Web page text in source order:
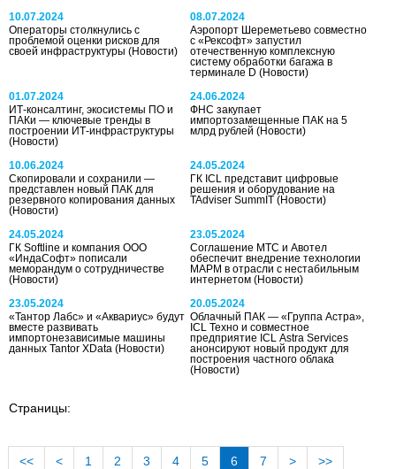
10.07.2024
Операторы столкнулись с
проблемой оценки рисков для
своей инфраструктуры (Новости)
08.07.2024
Аэропорт Шереметьево совместно
с «Рексофт» запустил
отечественную комплексную
систему обработки багажа в
терминале D(Новости)
01.07.2024
ИТ-консалтинг, экосистемы ПО и
ПАКи — ключевые тренды в
построении ИТ-инфраструктуры
(Новости)
24.06.2024
ФНС закупает
импортозамещенные ПАК на 5
млрд рублей(Новости)
10.06.2024
Скопировали и сохранили —
представлен новый ПАК для
резервного копирования данных
(Новости)
24.05.2024
ГК ICL представит цифровые
решения и оборудование на
TAdviser SummIT(Новости)
24.05.2024
ГК Softline и компания ООО
«ИндаСофт» пописали
меморандум о сотрудничестве
(Новости)
23.05.2024
Соглашение МТС и Авотел
обеспечит внедрение технологии
МАРМ в отрасли с нестабильным
интернетом(Новости)
23.05.2024
«Тантор Лабс» и «Аквариус» будут
вместе развивать
импортонезависимые машины
данных Tantor XData (Новости)
20.05.2024
Облачный ПАК — «Группа Астра»,
ICL Техно и совместное
предприятие ICL Astra Services
анонсируют новый продукт для
построения частного облака
(Новости)
Страницы:
<< < 1 2 3 4 5 6 7 > >>